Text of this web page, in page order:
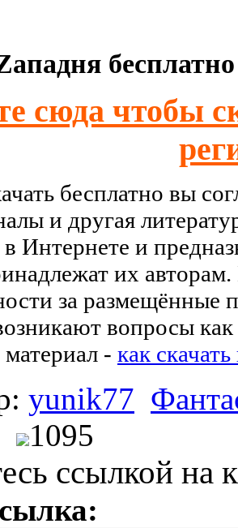
сюда чтобы
бесплатно вы
и другая
Интернете и
их
за размещённые
вопросы как
- как
yunik77
1095
ссылкой на